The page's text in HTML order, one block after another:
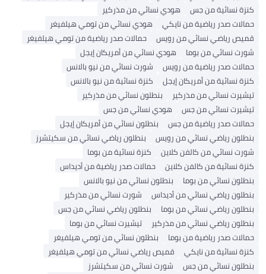
كنزة نسائية من جس
هودي نسائي من مذركير
حمالات صدر رياضية من نايكي
هودي نسائي من تومي هيلفيغر
قميص رياضي نسائي من رويس
حمالات صدر رياضية من تومي هيلفيغر
شورت نسائي من بوما
هودي نسائي من أمريكان إيجل
حمالات صدر رياضية من رويس
شورت نسائي من نيو بالانس
كنزة نسائية من أمريكان إيجل
كنزة نسائية من نيو بالانس
تيشيرت نسائي من مذركير
بنطلون نسائي من مذركير
تيشيرت نسائي من جس
هودي نسائي من جس
حمالات صدر رياضية من جس
بنطلون نسائي من أمريكان إيجل
بنطلون رياضي نسائي من رويس
بنطلون رياضي نسائي من سكيتشرز
شورت نسائي من كالفن كلاين
كنزة نسائية من بوما
كنزة نسائية من كالفن كلاين
حمالات صدر رياضية من أديداس
بنطلون نسائي من بوما
بنطلون نسائي من نيو بالانس
بنطلون رياضي نسائي من أديداس
شورت نسائي من مذركير
بنطلون رياضي نسائي من بوما
بنطلون رياضي نسائي من جس
بنطلون رياضي نسائي من مذركير
تيشيرت نسائي من بوما
حمالات صدر رياضية من بوما
بنطلون نسائي من تومي هيلفيغر
كنزة نسائية من نايكي
قميص رياضي نسائي من تومي هيلفيغر
بنطلون نسائي من جس
شورت نسائي من سكيتشرز